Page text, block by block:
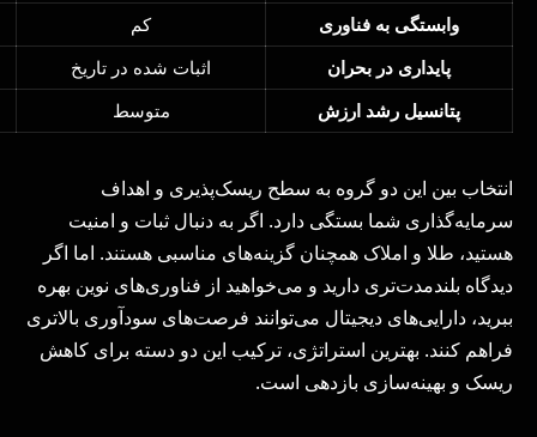
وابستگی به فناوری
کم
پایداری در بحران
اثبات شده در تاریخ
پتانسیل رشد ارزش
متوسط
انتخاب بین این دو گروه به سطح ریسک‌پذیری و اهداف
سرمایه‌گذاری شما بستگی دارد. اگر به دنبال ثبات و امنیت
هستید، طلا و املاک همچنان گزینه‌های مناسبی هستند. اما اگر
دیدگاه بلندمدت‌تری دارید و می‌خواهید از فناوری‌های نوین بهره
ببرید، دارایی‌های دیجیتال می‌توانند فرصت‌های سودآوری بالاتری
فراهم کنند. بهترین استراتژی، ترکیب این دو دسته برای کاهش
ریسک و بهینه‌سازی بازدهی است.